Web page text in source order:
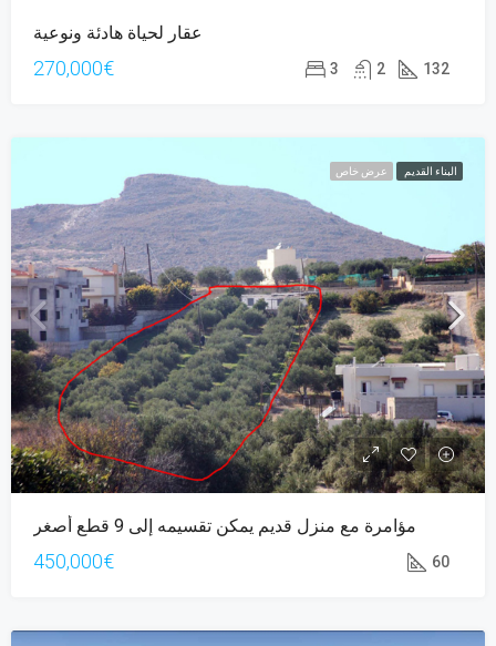
عقار لحياة هادئة ونوعية
270,000€ 3 2 132
البناء القديم عرض خاص
مؤامرة مع منزل قديم يمكن تقسيمه إلى 9 قطع أصغر
450,000€ 60